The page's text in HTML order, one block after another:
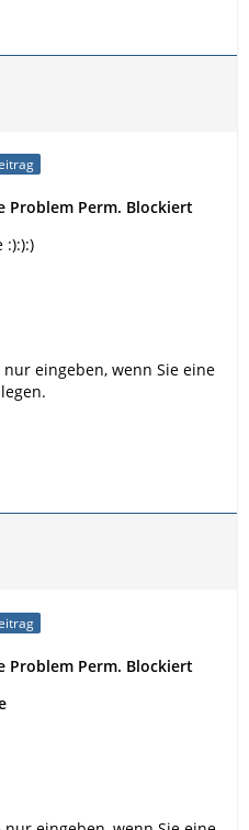
Problem Perm. Blockiert
:):):)
eingeben, wenn Sie eine
Problem Perm. Blockiert